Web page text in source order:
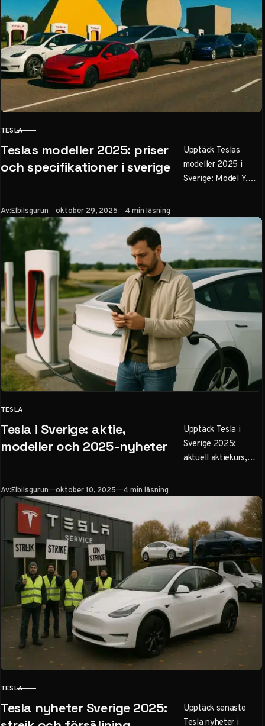
KATEGORI
TESLA
Teslas modeller 2025: priser
och specifikationer i sverige
Upptäck Teslas
modeller 2025 i
Sverige: Model Y,
priser från 469 990
SEK, räckvidd och
innovationer som
FSD och
Supercharger. Få tips
för köp, leasing och
aktiekurs.
Av:Elbilsgurun Publicerad
oktober 29, 2025 4 min läsning
KATEGORI
TESLA
Tesla i Sverige: aktie,
modeller och 2025-nyheter
Upptäck Tesla i
Sverige 2025:
aktuell aktiekurs,
rekordförsäljning,
autonom körning och
tips för investering
via Avanza. Allt om
Superchargers och
strejker.
Av:Elbilsgurun Publicerad
oktober 10, 2025 4 min läsning
KATEGORI
TESLA
Tesla nyheter Sverige 2025:
Upptäck senaste
Tesla nyheter i